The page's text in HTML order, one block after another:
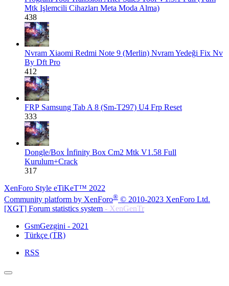
Mtk Işlemcili Cihazları Meta Moda Alma)
438
Nvram Xiaomi Redmi Note 9 (Merlin) Nvram Yedeği Fix Nv
By Dft Pro
412
FRP Samsung Tab A 8 (Sm-T297) U4 Frp Reset
333
Dongle/Box İnfinity Box Cm2 Mtk V1.58 Full
Kurulum+Crack
317
XenForo Style eTiKeT™ 2022
Community platform by XenForo® © 2010-2023 XenForo Ltd.
[XGT] Forum statistics system - XenGenTr
GsmGezgini - 2021
Türkçe (TR)
RSS